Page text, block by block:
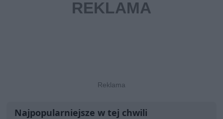
Najpopularniejsze w tej chwili